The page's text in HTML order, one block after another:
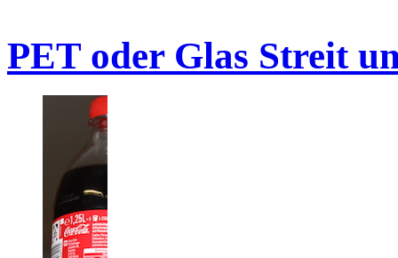
PET oder Glas Streit